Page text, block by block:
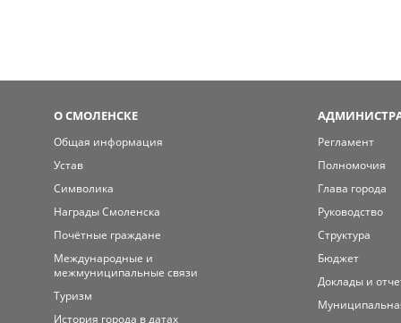
О СМОЛЕНСКЕ
Общая информация
Устав
Символика
Награды Смоленска
Почётные граждане
Международные и
межмуниципальные связи
Туризм
История города в датах
Регламент
Полномочия
Глава города
Руководство
Структура
Бюджет
Доклады и